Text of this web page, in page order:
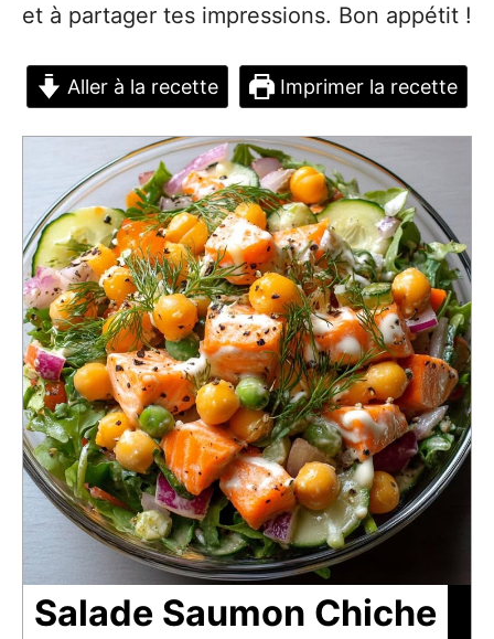
et à partager tes impressions. Bon appétit !
Aller à la recette Imprimer la recette
Salade Saumon Chiche